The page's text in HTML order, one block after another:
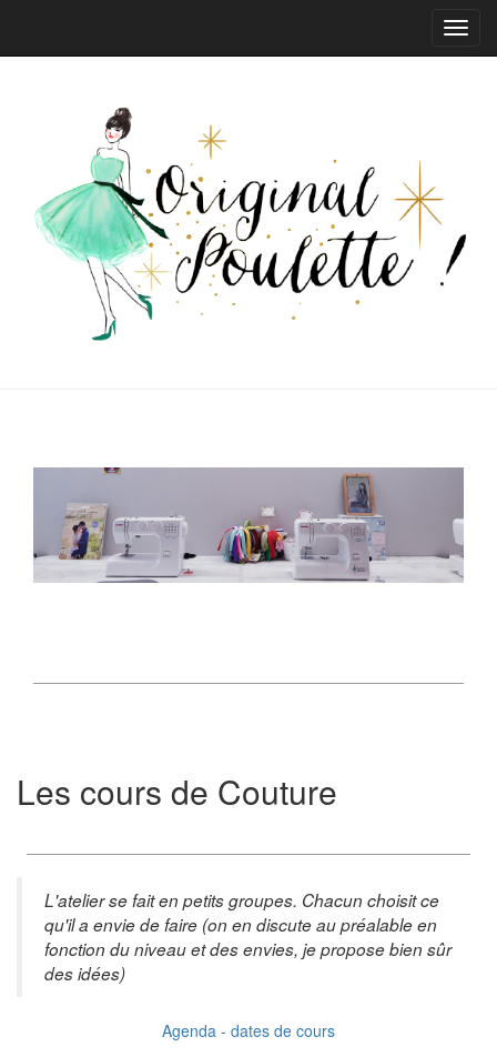
Les cours de Couture
L'atelier se fait en petits groupes. Chacun choisit ce
qu'il a envie de faire (on en discute au préalable en
fonction du niveau et des envies, je propose bien sûr
des idées)
Agenda - dates de cours